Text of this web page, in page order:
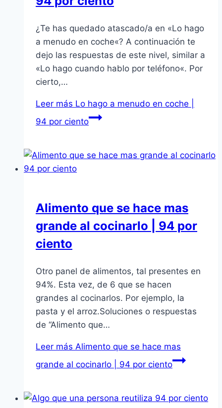
¿Te has quedado atascado/a en «Lo hago
a menudo en coche«? A continuación te
dejo las respuestas de este nivel, similar a
«Lo hago cuando hablo por teléfono«. Por
cierto,…
Leer más Lo hago a menudo en coche |
94 por ciento
Alimento que se hace mas
grande al cocinarlo | 94 por
ciento
Otro panel de alimentos, tal presentes en
94%. Esta vez, de 6 que se hacen
grandes al cocinarlos. Por ejemplo, la
pasta y el arroz.Soluciones o respuestas
de “Alimento que…
Leer más Alimento que se hace mas
grande al cocinarlo | 94 por ciento